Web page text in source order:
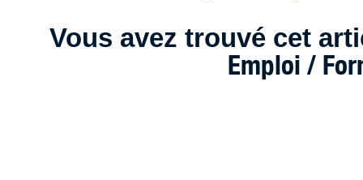
Vous avez trouvé cet
Emploi /